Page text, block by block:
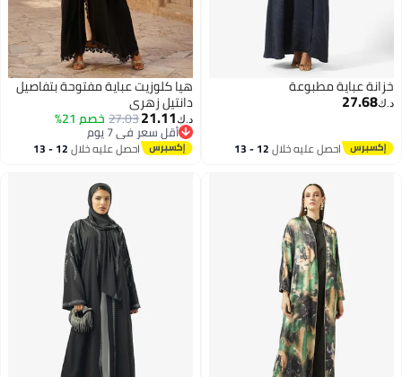
خزانة عباية مطبوعة
د.ك‏ 27.68
احصل عليه خلال 12 - 13
هيا كلوزيت عباية مفتوحة بتفاصيل
دانتيل زهري
د.ك‏ 21.11
27.03خصم 21%
أقل سعر في 7 يوم
أقل سعر في 7 يوماحصل عليه خلال 12 - 13